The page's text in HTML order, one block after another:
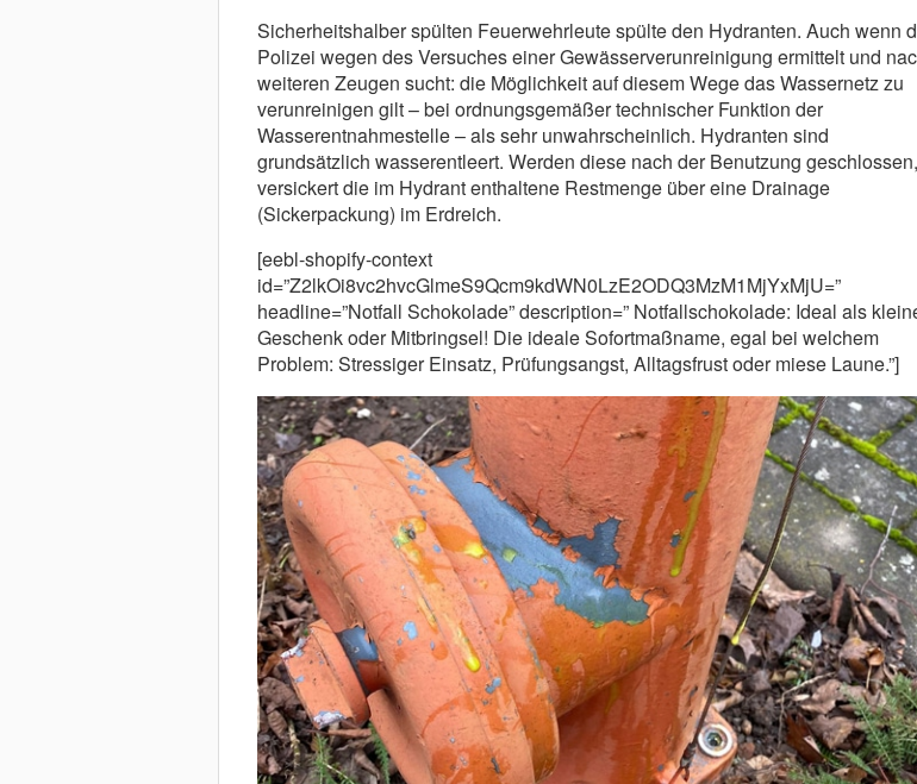
Sicherheitshalber spülten Feuerwehrleute spülte den Hydranten. Auch wenn
Polizei wegen des Versuches einer Gewässerverunreinigung ermittelt und
weiteren Zeugen sucht: die Möglichkeit auf diesem Wege das Wassernetz zu
verunreinigen gilt – bei ordnungsgemäßer technischer Funktion der
Wasserentnahmestelle – als sehr unwahrscheinlich. Hydranten sind
grundsätzlich wasserentleert. Werden diese nach der Benutzung geschlossen,
versickert die im Hydrant enthaltene Restmenge über eine Drainage
(Sickerpackung) im Erdreich.
[eebl-shopify-context
id=”Z2lkOi8vc2hvcGlmeS9Qcm9kdWN0LzE2ODQ3MzM1MjYxMjU=”
headline=”Notfall Schokolade” description=” Notfallschokolade: Ideal als
Geschenk oder Mitbringsel! Die ideale Sofortmaßname, egal bei welchem
Problem: Stressiger Einsatz, Prüfungsangst, Alltagsfrust oder miese Laune.”]